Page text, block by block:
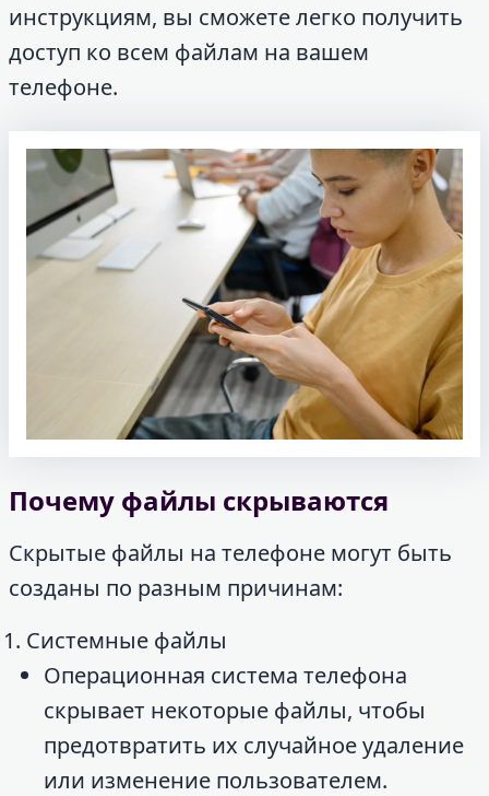
инструкциям, вы сможете легко получить
доступ ко всем файлам на вашем
телефоне.
Почему файлы скрываются
Скрытые файлы на телефоне могут быть
созданы по разным причинам:
Системные файлы
Операционная система телефона
скрывает некоторые файлы, чтобы
предотвратить их случайное удаление
или изменение пользователем.